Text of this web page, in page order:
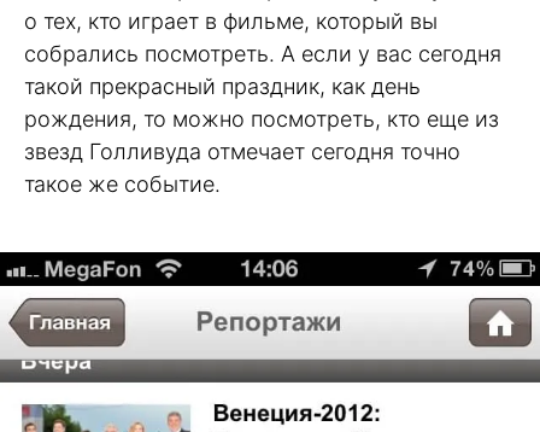
о тех, кто играет в фильме, который вы
собрались посмотреть. А если у вас сегодня
такой прекрасный праздник, как день
рождения, то можно посмотреть, кто еще из
звезд Голливуда отмечает сегодня точно
такое же событие.